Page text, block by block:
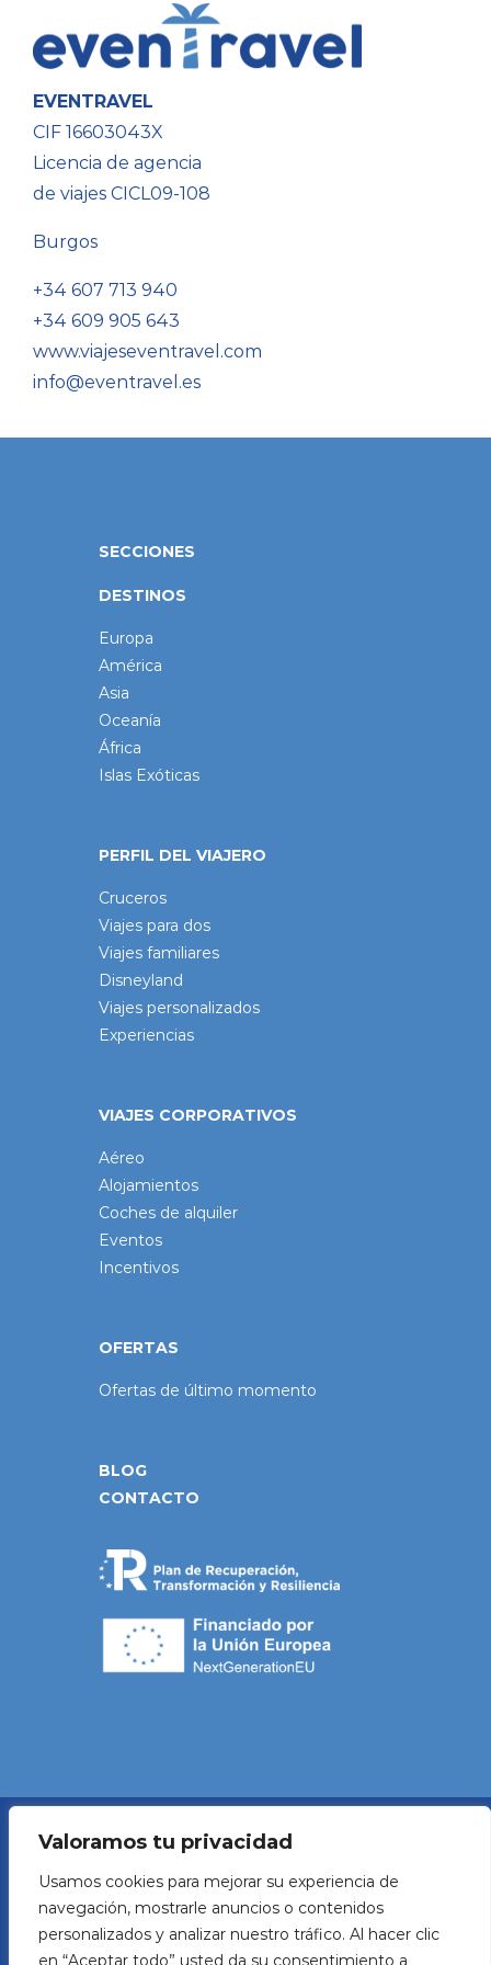
Valoramos tu privacidad
Usamos cookies para mejorar su experiencia de
navegación, mostrarle anuncios o contenidos
personalizados y analizar nuestro tráfico. Al hacer clic
en “Aceptar todo” usted da su consentimiento a
EVENTRAVEL
CIF 16603043X
Licencia de agencia
de viajes CICL09-108
Burgos
+34 607 713 940
+34 609 905 643
www.viajeseventravel.com
info@eventravel.es
SECCIONES
DESTINOS
Europa
América
Asia
Oceanía
África
Islas Exóticas
PERFIL DEL VIAJERO
Cruceros
Viajes para dos
Viajes familiares
Disneyland
Viajes personalizados
Experiencias
VIAJES CORPORATIVOS
Aéreo
Alojamientos
Coches de alquiler
Eventos
Incentivos
OFERTAS
Ofertas de último momento
BLOG
CONTACTO